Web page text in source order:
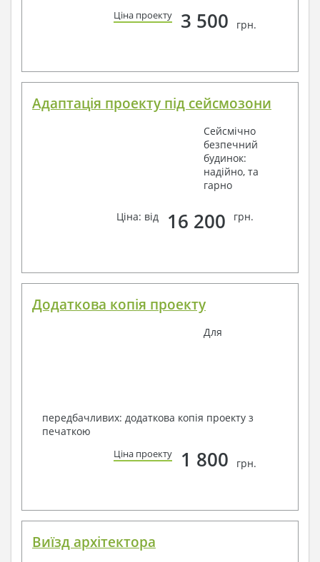
Ціна проекту 3 500 грн.
Адаптація проекту під сейсмозони
Сейсмічно
безпечний
будинок:
надійно, та
гарно
Ціна: від 16 200 грн.
Додаткова копія проекту
Для
передбачливих: додаткова копія проекту з
печаткою
Ціна проекту 1 800 грн.
Виїзд архітектора